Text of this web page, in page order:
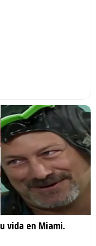
vida en Miami.